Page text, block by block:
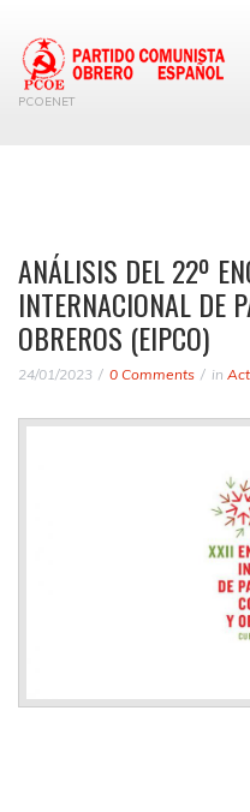
PCOENET
ANÁLISIS DEL 22º
INTERNACIONAL DE
OBREROS (EIPCO)
24/01/2023 0 Comments in